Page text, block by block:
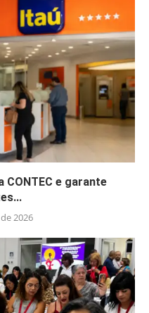
CONTEC e garante
2026